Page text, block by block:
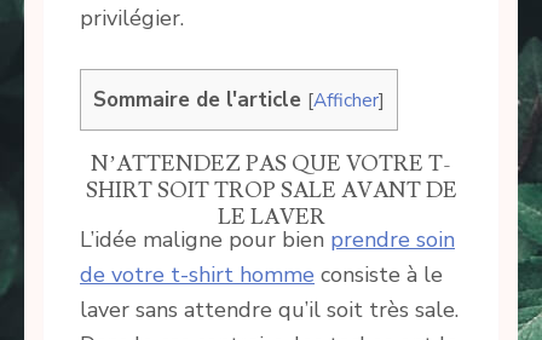
privilégier.
Sommaire de l'article [Afficher]
N’ATTENDEZ PAS QUE VOTRE T-
SHIRT SOIT TROP SALE AVANT DE
LE LAVER
L’idée maligne pour bien prendre soin
de votre t-shirt homme consiste à le
laver sans attendre qu’il soit très sale.